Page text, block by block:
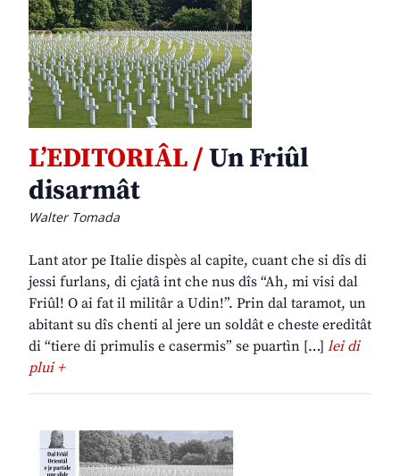
L’EDITORIÂL /Un Friûl
disarmât
Walter Tomada
Lant ator pe Italie dispès al capite, cuant che si dîs di
jessi furlans, di cjatâ int che nus dîs “Ah, mi visi dal
Friûl! O ai fat il militâr a Udin!”. Prin dal taramot, un
abitant su dîs chenti al jere un soldât e cheste ereditât
di “tiere di primulis e casermis” se puartìn […] lei di
plui +